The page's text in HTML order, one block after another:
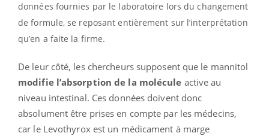
données fournies par le laboratoire lors du changement
de formule, se reposant entièrement sur l’interprétation
qu’en a faite la firme.
De leur côté, les chercheurs supposent que le mannitol
modifie l’absorption de la molécule active au
niveau intestinal. Ces données doivent donc
absolument être prises en compte par les médecins,
car le Levothyrox est un médicament à marge